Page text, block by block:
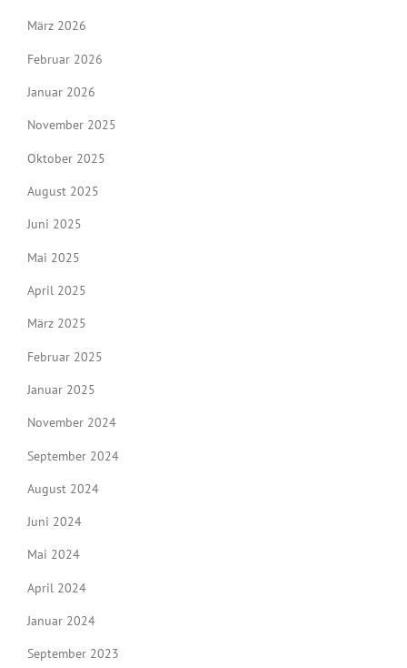
März 2026
Februar 2026
Januar 2026
November 2025
Oktober 2025
August 2025
Juni 2025
Mai 2025
April 2025
März 2025
Februar 2025
Januar 2025
November 2024
September 2024
August 2024
Juni 2024
Mai 2024
April 2024
Januar 2024
September 2023